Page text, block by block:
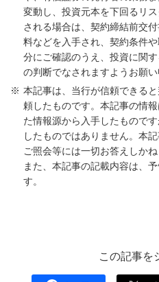
変動し、投資元本を下回るリ
される場合は、契約締結前交
料などを入手され、契約条件
分にご確認のうえ、投資に関
の判断でなされますようお願い
本記事は、当行が信頼できる
頼したものです。本記事の情
た情報源から入手したもので
したものではありません。本
ご照会等には一切お答えしか
また、本記事の記載内容は、
す。
この記事を